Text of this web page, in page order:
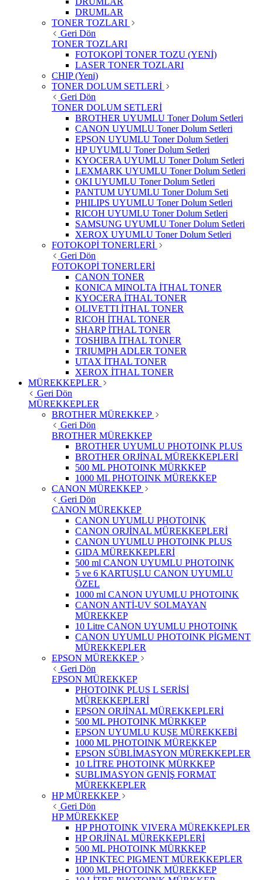
DRUMLAR
TONER TOZLARI
Geri Dön
TONER TOZLARI
FOTOKOPİ TONER TOZU (YENİ)
LASER TONER TOZLARI
CHIP (Yeni)
TONER DOLUM SETLERİ
Geri Dön
TONER DOLUM SETLERİ
BROTHER UYUMLU Toner Dolum Setleri
CANON UYUMLU Toner Dolum Setleri
EPSON UYUMLU Toner Dolum Setleri
HP UYUMLU Toner Dolum Setleri
KYOCERA UYUMLU Toner Dolum Setleri
LEXMARK UYUMLU Toner Dolum Setleri
OKI UYUMLU Toner Dolum Setleri
PANTUM UYUMLU Toner Dolum Seti
PHILIPS UYUMLU Toner Dolum Setleri
RICOH UYUMLU Toner Dolum Setleri
SAMSUNG UYUMLU Toner Dolum Setleri
XEROX UYUMLU Toner Dolum Setleri
FOTOKOPİ TONERLERİ
Geri Dön
FOTOKOPİ TONERLERİ
CANON TONER
KONICA MINOLTA İTHAL TONER
KYOCERA İTHAL TONER
OLIVETTI İTHAL TONER
RICOH İTHAL TONER
SHARP İTHAL TONER
TOSHIBA İTHAL TONER
TRIUMPH ADLER TONER
UTAX İTHAL TONER
XEROX İTHAL TONER
MÜREKKEPLER
Geri Dön
MÜREKKEPLER
BROTHER MÜREKKEP
Geri Dön
BROTHER MÜREKKEP
BROTHER UYUMLU PHOTOINK PLUS
BROTHER ORJİNAL MÜREKKEPLERİ
500 ML PHOTOINK MÜRKKEP
1000 ML PHOTOINK MÜREKKEP
CANON MÜREKKEP
Geri Dön
CANON MÜREKKEP
CANON UYUMLU PHOTOINK
CANON ORJİNAL MÜREKKEPLERİ
CANON UYUMLU PHOTOINK PLUS
GIDA MÜREKKEPLERİ
500 ml CANON UYUMLU PHOTOINK
5 ve 6 KARTUŞLU CANON UYUMLU
ÖZEL
1000 ml CANON UYUMLU PHOTOINK
CANON ANTİ-UV SOLMAYAN
MÜREKKEP
10 Litre CANON UYUMLU PHOTOINK
CANON UYUMLU PHOTOINK PİGMENT
MÜREKKEPLER
EPSON MÜREKKEP
Geri Dön
EPSON MÜREKKEP
PHOTOINK PLUS L SERİSİ
MÜREKKEPLERİ
EPSON ORJİNAL MÜREKKEPLERİ
500 ML PHOTOINK MÜRKKEP
EPSON UYUMLU KUŞE MÜREKKEBİ
1000 ML PHOTOINK MÜREKKEP
EPSON SÜBLİMASYON MÜREKKEPLER
10 LİTRE PHOTOINK MÜRKKEP
SUBLIMASYON GENİŞ FORMAT
MÜREKKEPLER
HP MÜREKKEP
Geri Dön
HP MÜREKKEP
HP PHOTOINK VIVERA MÜREKKEPLER
HP ORJİNAL MÜREKKEPLERİ
500 ML PHOTOINK MÜRKKEP
HP INKTEC PIGMENT MÜREKKEPLER
1000 ML PHOTOINK MÜREKKEP